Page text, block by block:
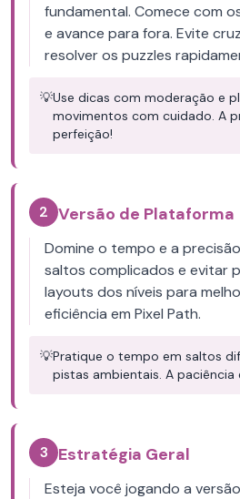
fundamental. Comece com
e avance para fora. Evite
resolver os puzzles
💡Use dicas com moderação e
movimentos com cuidado. A
perfeição!
2 Versão de Plataforma
Domine o tempo e a
saltos complicados e evitar
layouts dos níveis para
eficiência em Pixel Path.
💡Pratique o tempo em saltos
pistas ambientais. A paciência
3 Estratégia Geral
Esteja você jogando a